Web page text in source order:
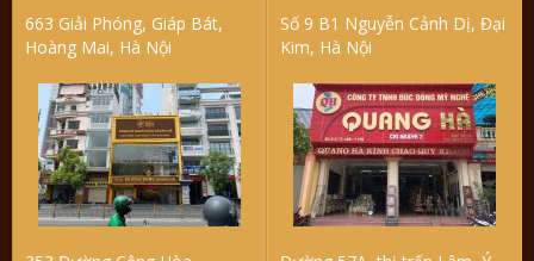
663 Giải Phóng, Giáp Bát,
Hoàng Mai, Hà Nội
Số 9 B1 Nguyễn Cảnh Dị, Đại
Kim, Hà Nội